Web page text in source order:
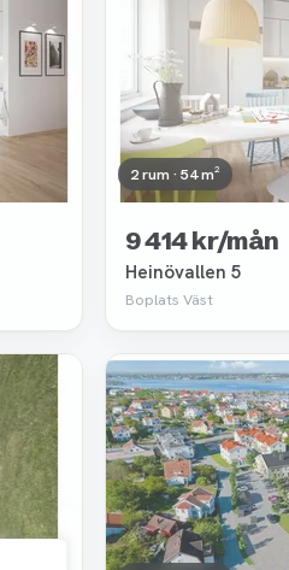
2 rum · 54 m²
9 414 kr/mån
Heinövallen 5
Boplats Väst
Borttagen